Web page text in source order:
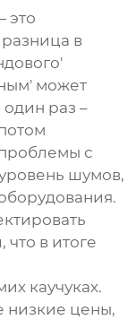
это
в
может
раз –
с
шумов,
что в итоге
каучуках.
низкие цены,